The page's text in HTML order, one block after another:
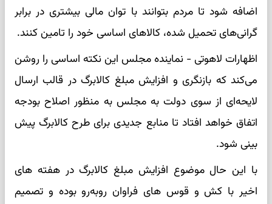
اضافه شود تا مردم بتوانند با توان مالی بیشتری در برابر
گرانی‌های تحمیل شده، کالاهای اساسی خود را تامین کنند.
اظهارات لاهوتی - نماینده مجلس این نکته اساسی را روشن
می‌کند که بازنگری و افزایش مبلغ کالابرگ در قالب ارسال
لایحه‌ای از سوی دولت به مجلس به منظور اصلاح بودجه
اتفاق خواهد افتاد تا منابع جدیدی برای طرح کالابرگ پیش
بینی شود.
با این حال موضوع افزایش مبلغ کالابرگ در هفته های
اخیر با کش و قوس های فراوان روبه‌رو بوده و تصمیم